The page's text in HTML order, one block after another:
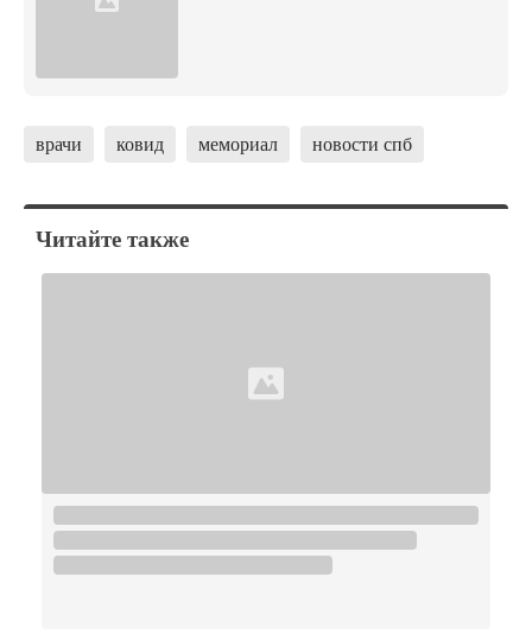
врачи ковид мемориал новости спб
Читайте также